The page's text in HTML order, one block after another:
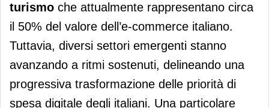
turismo che attualmente rappresentano circa
il 50% del valore dell’e-commerce italiano.
Tuttavia, diversi settori emergenti stanno
avanzando a ritmi sostenuti, delineando una
progressiva trasformazione delle priorità di
spesa digitale degli italiani. Una particolare